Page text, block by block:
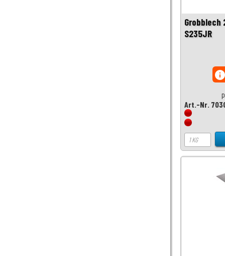
Grobblech
S235JR
Art.-Nr.